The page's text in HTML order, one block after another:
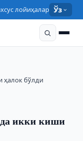
лойиҳалар Ўз
ҳалок бўлди
икки киши